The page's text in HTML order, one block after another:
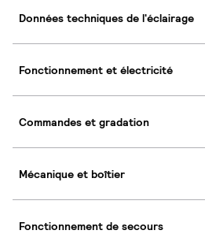
Données techniques de l'éclairage
Fonctionnement et électricité
Commandes et gradation
Mécanique et boîtier
Fonctionnement de secours